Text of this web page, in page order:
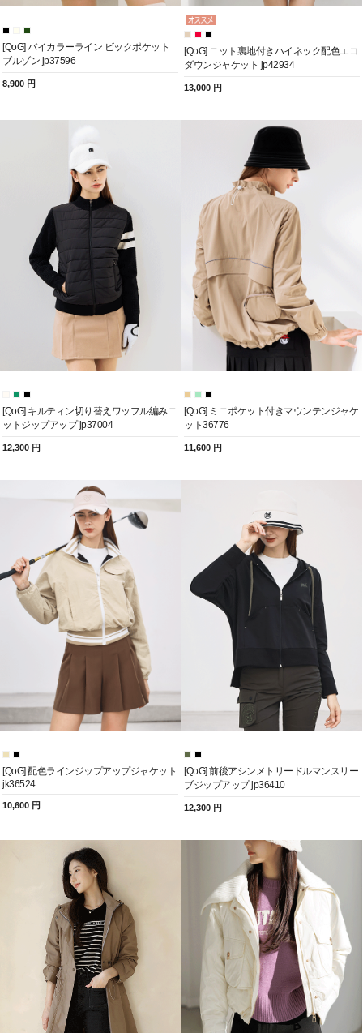
[QoG] バイカラーライン ビックポケット
ブルゾン jp37596
8,900 円
[QoG] ニット裏地付きハイネック配色エコ
ダウンジャケット jp42934
13,000 円
[QoG] キルティン切り替えワッフル編みニ
ットジップアップ jp37004
12,300 円
[QoG] ミニポケット付きマウンテンジャケ
ット36776
11,600 円
[QoG] 配色ラインジップアップジャケット
jk36524
10,600 円
[QoG] 前後アシンメトリードルマンスリー
ブジップアップ jp36410
12,300 円